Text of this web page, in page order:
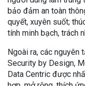
bảo đảm an toàn
quyết, xuyên suốt;
tính minh bạch, trách
Ngoài ra, các nguyên
Security by Design,
Data Centric được